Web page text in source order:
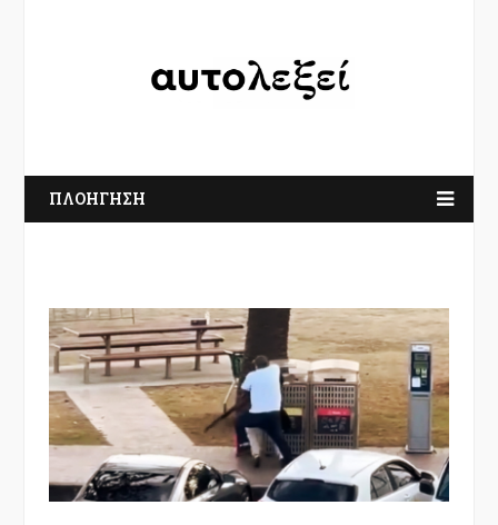
ΠΛΟΗΓΗΣΗ